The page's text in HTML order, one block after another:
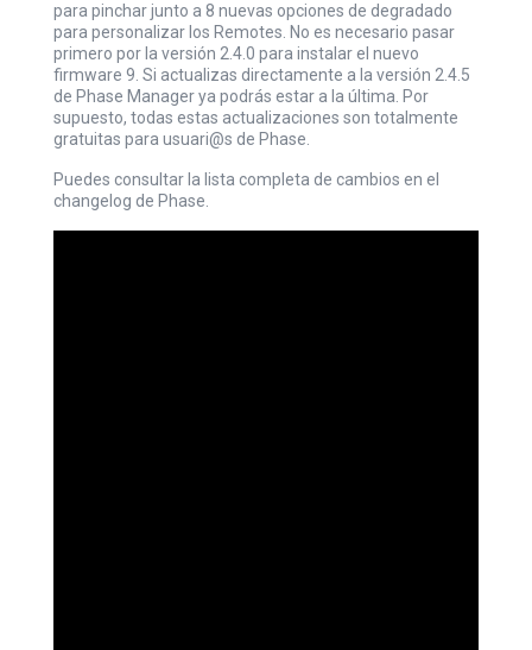
para pinchar junto a 8 nuevas opciones de degradado
para personalizar los Remotes . No es necesario pasar
primero por la versión 2.4.0 para instalar el nuevo
firmware 9. Si actualizas directamente a la versión 2.4.5
de Phase Manager ya podrás estar a la última. Por
supuesto, todas estas actualizaciones son totalmente
gratuitas para usuari@s de Phase
Puedes consultar la lista completa de cambios en el
changelog de Phase.